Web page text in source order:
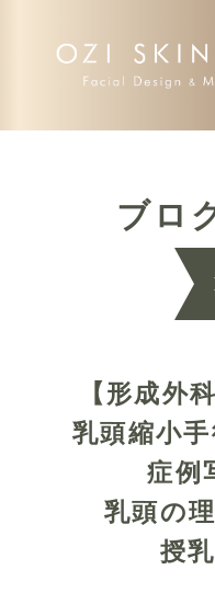
ブロ
【形成外
乳頭縮小
症例
乳頭の
授